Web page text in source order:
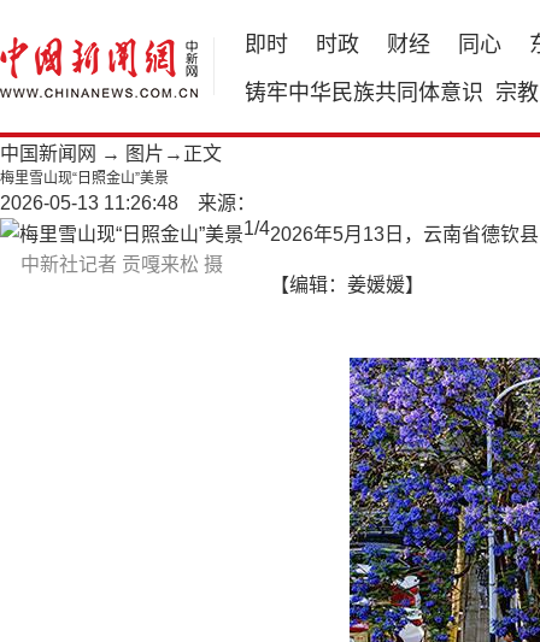
即时 时政 财经 同心
铸牢中华民族共同体意识 宗教
中国新闻网 → 图片 →正文
梅里雪山现“日照金山”美景
2026-05-13 11:26:48 来源：
中新社记者 贡嘎来松 摄
1/42026年5月13日，云南省德钦
【编辑：姜媛媛】